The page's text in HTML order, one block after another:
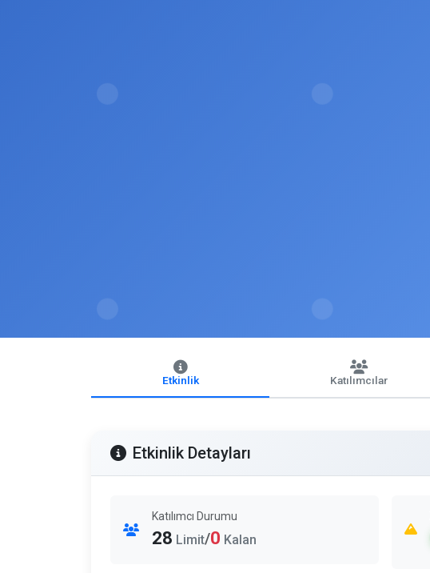
Etkinlik Katılımcılar
Etkinlik Detayları
Katılımcı Durumu
28 Limit/0 Kalan